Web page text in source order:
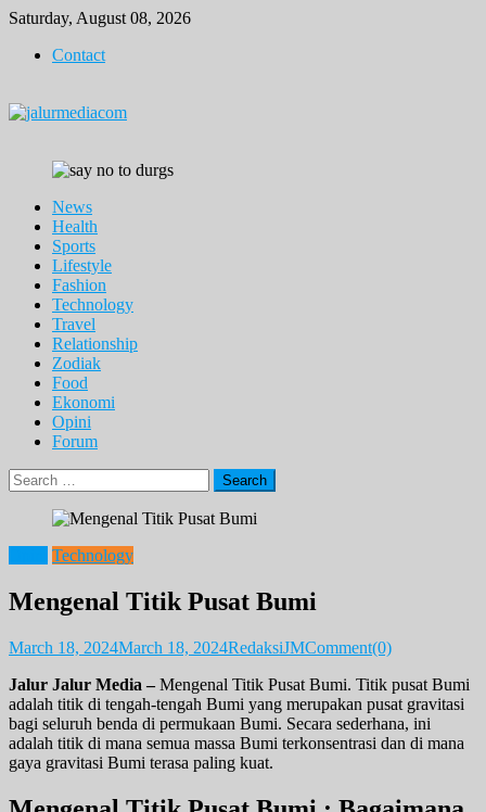
Skip
content
Saturday, August 08, 2026
Contact
News
Health
Sports
Lifestyle
Fashion
Technology
Travel
Relationship
Zodiak
Food
Ekonomi
Opini
Forum
Search
for:
Technology
Mengenal Titik Pusat Bumi
March 18, 2024March 18, 2024RedaksiJMComment(0)
Jalur Jalur Media – Mengenal Titik Pusat Bumi. Titik pusat Bumi
adalah titik di tengah-tengah Bumi yang merupakan pusat gravitasi
bagi seluruh benda di permukaan Bumi. Secara sederhana, ini
adalah titik di mana semua massa Bumi terkonsentrasi dan di mana
gaya gravitasi Bumi terasa paling kuat.